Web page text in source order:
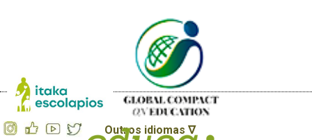
Outros idiomas ∇